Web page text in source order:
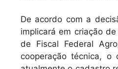
De acordo com a
implicará em criação
de Fiscal Federal
cooperação técnica,